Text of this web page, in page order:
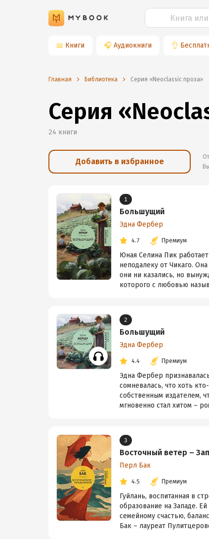
📖 Книги 🎧 Аудиокниги 👌
Главная Библиотека Серия «Neoclassic проза»
Серия
24 книги
Добавить в избранное
1
Большущий
Эдна Фербер
4.7 Премиум
Юная Селина Пик
неподалеку от Чикаго.
они ни казались, но
которого с любовью
2
Большущий
Эдна Фербер
4.4 Премиум
Эдна Фербер
сомневалась, что хоть
собственным издателем,
мгновенно стал хитом –
3
Восточный ветер –
Перл Бак
4.5 Премиум
Гуйлань, воспитанная в
образование на Западе.
семейному счастью,
Бак – лауреат